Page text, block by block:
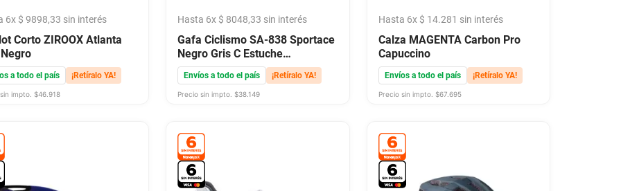
6x $ 9898,33 sin interés
Corto ZIROOX Atlanta
a todo el país ¡Retíralo YA!
impto. $46.918
Hasta 6x $ 8048,33 sin interés
Gafa Ciclismo SA-838 Sportace
Negro Gris C Estuche
Fotocromatico
Envíos a todo el país ¡Retíralo YA!
Precio sin impto. $38.149
Hasta 6x $ 14.281 sin interés
Calza MAGENTA Carbon Pro
Capuccino
Envíos a todo el país ¡Retíralo YA!
Precio sin impto. $67.695